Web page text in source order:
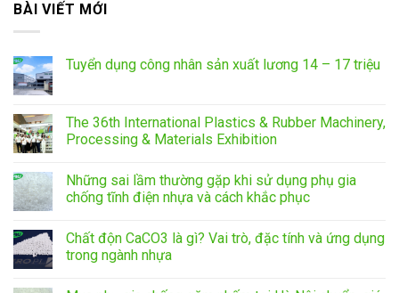
BÀI VIẾT MỚI
Tuyển dụng công nhân sản xuất lương 14 – 17 triệu
The 36th International Plastics & Rubber Machinery,
Processing & Materials Exhibition
Những sai lầm thường gặp khi sử dụng phụ gia
chống tĩnh điện nhựa và cách khắc phục
Chất độn CaCO3 là gì? Vai trò, đặc tính và ứng dụng
trong ngành nhựa